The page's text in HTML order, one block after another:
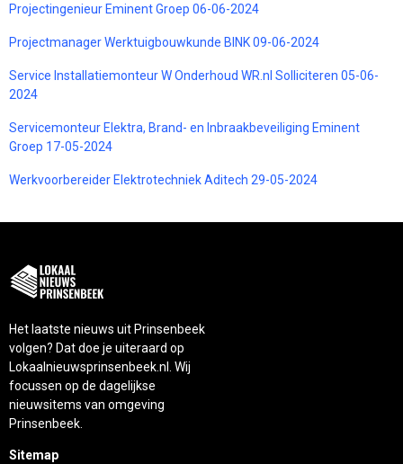
Projectingenieur Eminent Groep 06-06-2024
Projectmanager Werktuigbouwkunde BINK 09-06-2024
Service Installatiemonteur W Onderhoud WR.nl Solliciteren 05-06-
2024
Servicemonteur Elektra, Brand- en Inbraakbeveiliging Eminent
Groep 17-05-2024
Werkvoorbereider Elektrotechniek Aditech 29-05-2024
Het laatste nieuws uit Prinsenbeek
volgen? Dat doe je uiteraard op
Lokaalnieuwsprinsenbeek.nl. Wij
focussen op de dagelijkse
nieuwsitems van omgeving
Prinsenbeek.
Sitemap